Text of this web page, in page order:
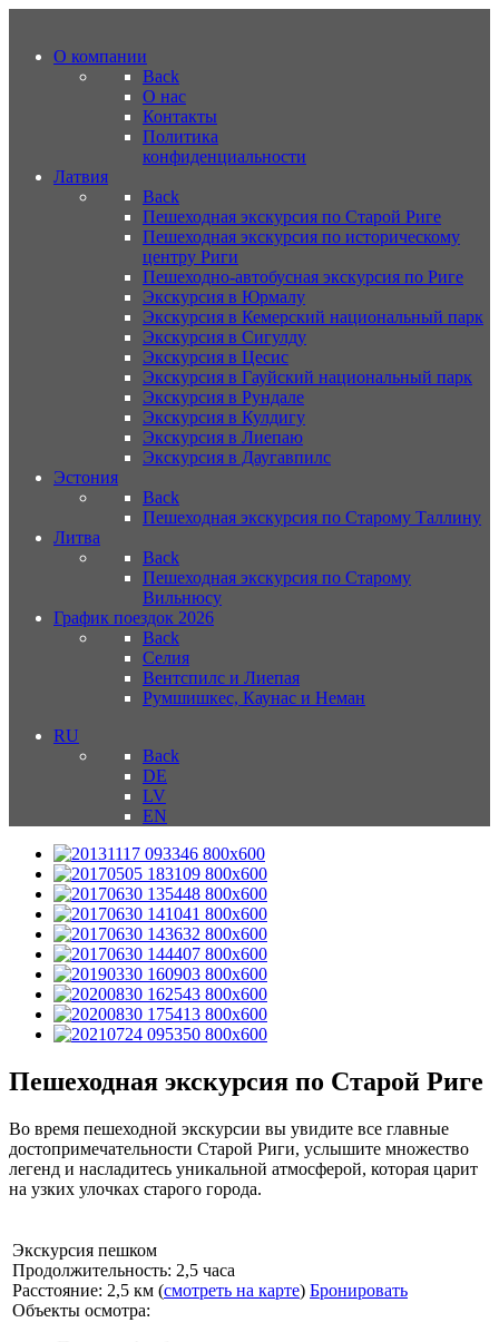
О компании
Back
О нас
Контакты
Политика
конфиденциальности
Латвия
Back
Пешеходная экскурсия по Старой Риге
Пешеходная экскурсия по историческому
центру Риги
Пешеходно-автобусная экскурсия по Риге
Экскурсия в Юрмалу
Экскурсия в Кемерский национальный парк
Экскурсия в Сигулду
Экскурсия в Цесис
Экскурсия в Гауйский национальный парк
Экскурсия в Рундале
Экскурсия в Кулдигу
Экскурсия в Лиепаю
Экскурсия в Даугавпилс
Эстония
Back
Пешеходная экскурсия по Старому Таллину
Литва
Back
Пешеходная экскурсия по Старому
Вильнюсу
График поездок 2026
Back
Селия
Вентспилс и Лиепая
Румшишкес, Каунас и Неман
RU
Back
DE
LV
EN
Пешеходная экскурсия по Старой Риге
Во время пешеходной экскурсии вы увидите все главные
достопримечательности Старой Риги, услышите множество
легенд и насладитесь уникальной атмосферой, которая царит
на узких улочках старого города.
Экскурсия пешком
Продолжительность: 2,5 часа
Расстояние: 2,5 км (смотреть на карте)
Объекты осмотра:
Бронировать